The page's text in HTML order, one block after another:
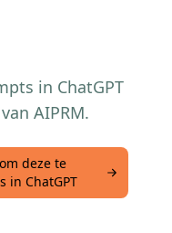
in ChatGPT
AIPRM.
deze te
in ChatGPT